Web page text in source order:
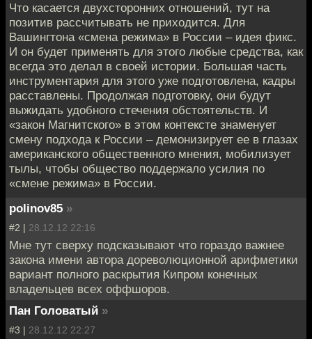
Что касается двухсторонних отношений, тут на
позитив рассчитывать не приходится. Для
Вашингтона «смена режима» в России – идея фикс.
И он будет применять для этого любые средства, как
всегда это делал в своей истории. Большая часть
инструментария для этого уже подготовлена, кадры
расставлены. Продолжая подготовку, они будут
выжидать удобного стечения обстоятельств. И
«закон Магнитского» в этом контексте знаменует
смену подхода к России – демонизирует ее в глазах
американского общественного мнения, мобилизует
тылы, чтобы общество поддержало усилия по
«смене режима» в России.
polinov85 »
#2 | 28.12.12 22:16
Мне тут сверху подсказывают что гораздо важнее
закона имени автора дореволюционной арифметики
вариант полного раскрытия Кипром конечных
владельцев всех оффшоров.
Пан Головатый »
#3 | 28.12.12 22:27